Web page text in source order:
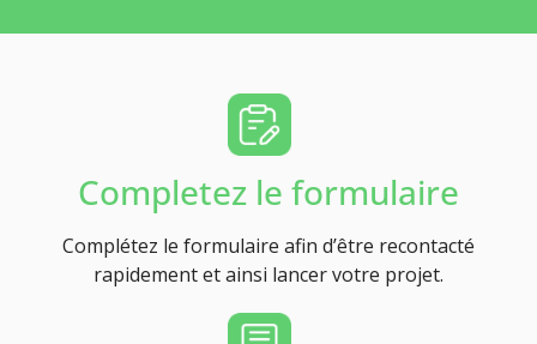
Completez le formulaire
Complétez le formulaire afin d’être recontacté
rapidement et ainsi lancer votre projet.